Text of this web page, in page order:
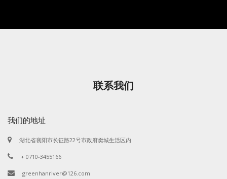
联系我们
我们的地址
湖北省襄阳市长征路22号市政府樊城生活区内
+ 0710-3455166
greenhanriver@126.com